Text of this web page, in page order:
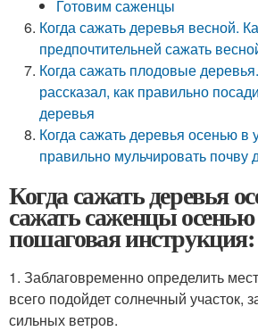
Готовим саженцы
Когда сажать деревья весной.
предпочтительней сажать
Когда сажать плодовые
рассказал, как правильно
деревья
Когда сажать деревья осенью в
правильно мульчировать почву
Когда сажать деревья
сажать саженцы
пошаговая инструкция:
1. Заблаговременно определить
всего подойдет солнечный участок,
сильных ветров.